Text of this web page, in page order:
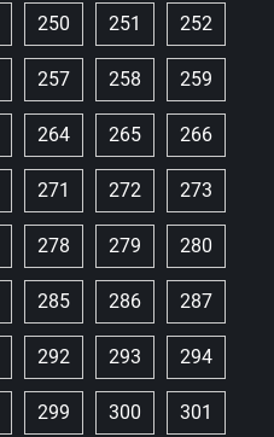
250 251 252
257 258 259
264 265 266
271 272 273
278 279 280
285 286 287
292 293 294
299 300 301